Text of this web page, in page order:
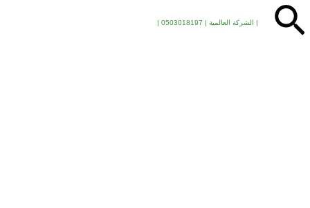
البحث
| الشركة العالمية | 0503018197 |